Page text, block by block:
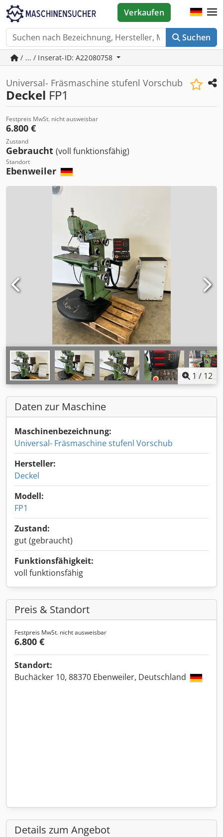
Suchen
Verkaufen
/ ... / Inserat-ID: A22080758
Universal- Fräsmaschine stufenl Vorschub
Deckel FP1
Festpreis MwSt. nicht ausweisbar
6.800 €
Zustand
Gebraucht (voll funktionsfähig)
Standort
Ebenweiler
1 / 12
Daten zur Maschine
Maschinenbezeichnung:
Universal- Fräsmaschine stufenl Vorschub
Hersteller:
Deckel
Modell:
FP1
Zustand:
gut (gebraucht)
Funktionsfähigkeit:
voll funktionsfähig
Preis & Standort
Festpreis MwSt. nicht ausweisbar
6.800 €
Standort:
Buchäcker 10, 88370 Ebenweiler, Deutschland
Details zum Angebot